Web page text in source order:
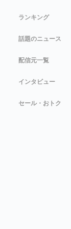
ランキング
話題のニュース
配信元一覧
インタビュー
セール・おトク